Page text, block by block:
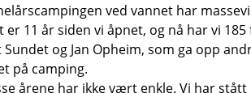
ved vannet har
er 11 år siden vi åpnet, og nå har vi
Sundet og Jan Opheim, som ga opp
på camping.
årene har ikke vært enkle. Vi har